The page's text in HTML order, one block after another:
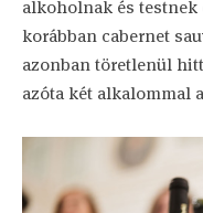
alkoholnak és
korábban cabernet
azonban töretlenül
azóta két alkalommal